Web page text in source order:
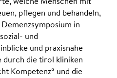
pflegen und behandeln,
in
und
und praxisnahe
durch die tirol kliniken
Kompetenz“ und die